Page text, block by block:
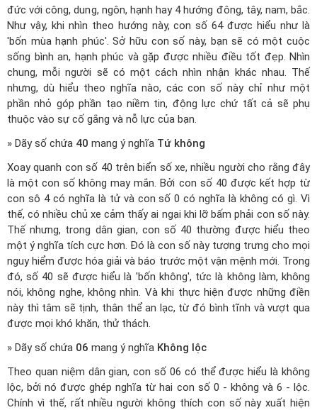
đức với công, dung, ngôn, hạnh hay 4 hướng đông, tây, nam, bắc.
Như vậy, khi nhìn theo hướng này, con số 64 được hiểu như là
'bốn mùa hạnh phúc'. Sở hữu con số này, bạn sẽ có một cuộc
sống bình an, hạnh phúc và gặp được nhiều điều tốt đẹp. Nhìn
chung, mỗi người sẽ có một cách nhìn nhận khác nhau. Thế
nhưng, dù hiểu theo nghĩa nào, các con số này chỉ như một
phần nhỏ góp phần tạo niềm tin, động lực chứ tất cả sẽ phụ
thuộc vào sự cố gắng và nỗ lực của bạn.
» Dãy số chứa 40 mang ý nghĩa Tứ không
Xoay quanh con số 40 trên biển số xe, nhiều người cho rằng đây
là một con số không may mắn. Bởi con số 40 được kết hợp từ
con sô 4 có nghĩa là tử và con số 0 có nghĩa là không có gì. Vì
thế, có nhiều chủ xe cảm thấy ai ngại khi lỡ bấm phải con số này.
Thế nhưng, trong dân gian, con số 40 thường được hiểu theo
một ý nghĩa tích cực hơn. Đó là con số này tượng trưng cho mọi
nguy hiểm được hóa giải và báo trước một vận mệnh mới. Trong
đó, số 40 sẽ được hiểu là 'bốn không', tức là không làm, không
nói, không nghe, không nhìn. Và khi thực hiện được những điền
này thì tâm sẽ tịnh, thân thể an lạc, từ đó bình tĩnh và vượt qua
được mọi khó khăn, thử thách.
» Dãy số chứa 06 mang ý nghĩa Không lộc
Theo quan niệm dân gian, con số 06 có thể được hiểu là không
lộc, bởi nó được ghép nghĩa từ hai con số 0 - không và 6 - lộc.
Chính vì thế, rất nhiều người không thích con số này xuất hiện